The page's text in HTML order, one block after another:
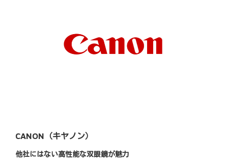
CANON（キヤノン）
他社にはない高性能な双眼鏡が魅力